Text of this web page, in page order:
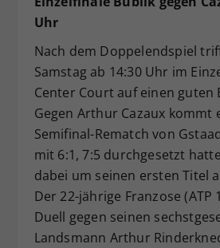
Uhr
Nach dem Doppelendspiel
Samstag ab 14:30 Uhr im
Center Court auf einen guten
Gegen Arthur Cazaux kommt
Semifinal-Rematch von
mit 6:1, 7:5 durchgesetzt
dabei um seinen ersten Titel
Der 22-jährige Franzose (ATP
Duell gegen seinen
Landsmann Arthur